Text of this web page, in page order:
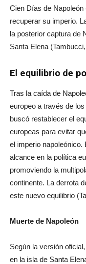
Cien Días de
recuperar su imperio.
la posterior captura de
Santa Elena
El equilibrio de
Tras la caída de
europeo a través de
buscó restablecer el
europeas para evitar
el imperio
alcance en la política
promoviendo la
continente. La derrota
este nuevo equilibrio
Muerte de Napoleón
Según la versión
en la isla de Santa